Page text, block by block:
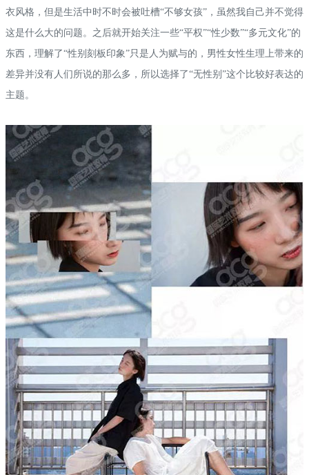
衣风格，但是生活中时不时会被吐槽“不够女孩”，虽然我自己并不觉得
这是什么大的问题。之后就开始关注一些“平权”“性少数”“多元文化”的
东西，理解了“性别刻板印象”只是人为赋与的，男性女性生理上带来的
差异并没有人们所说的那么多，所以选择了“无性别”这个比较好表达的
主题。